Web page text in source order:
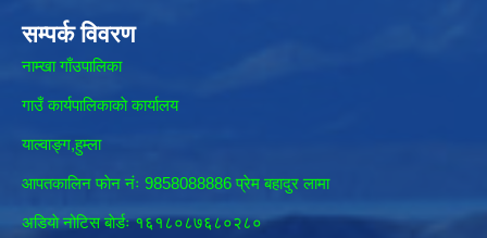
सम्पर्क विवरण
नाम्खा गाँउपालिका
गाउँ कार्यपालिकाकाे कार्यालय
याल्वाङ्ग,हुम्ला
आपतकालिन फाेन नंः 9858088886 प्रेम बहादुर लामा
अडियाे नोटिस बाेर्डः १६१८०८७६८०२८०